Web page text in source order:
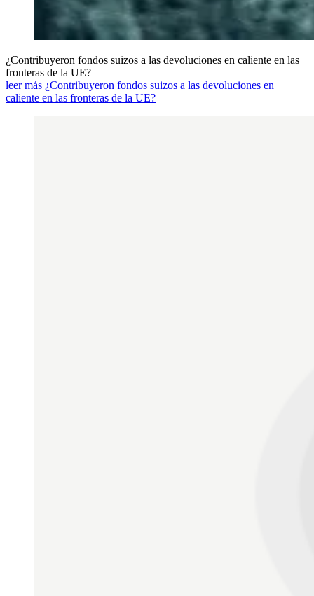
¿Contribuyeron fondos suizos a las devoluciones en caliente en las
fronteras de la UE?
leer más ¿Contribuyeron fondos suizos a las devoluciones en
caliente en las fronteras de la UE?